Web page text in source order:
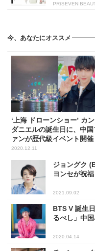
PR(SEVEN
今、あなたにオススメ
‘上海 ドローンショー’ カン
ダニエルの誕生日に、中国
ァンが歴代級イベント開催
2020.12.11
ジョングク
ヨンセが祝福
2021.09.02
BTS V 誕生
るべし」中
2020.04.14